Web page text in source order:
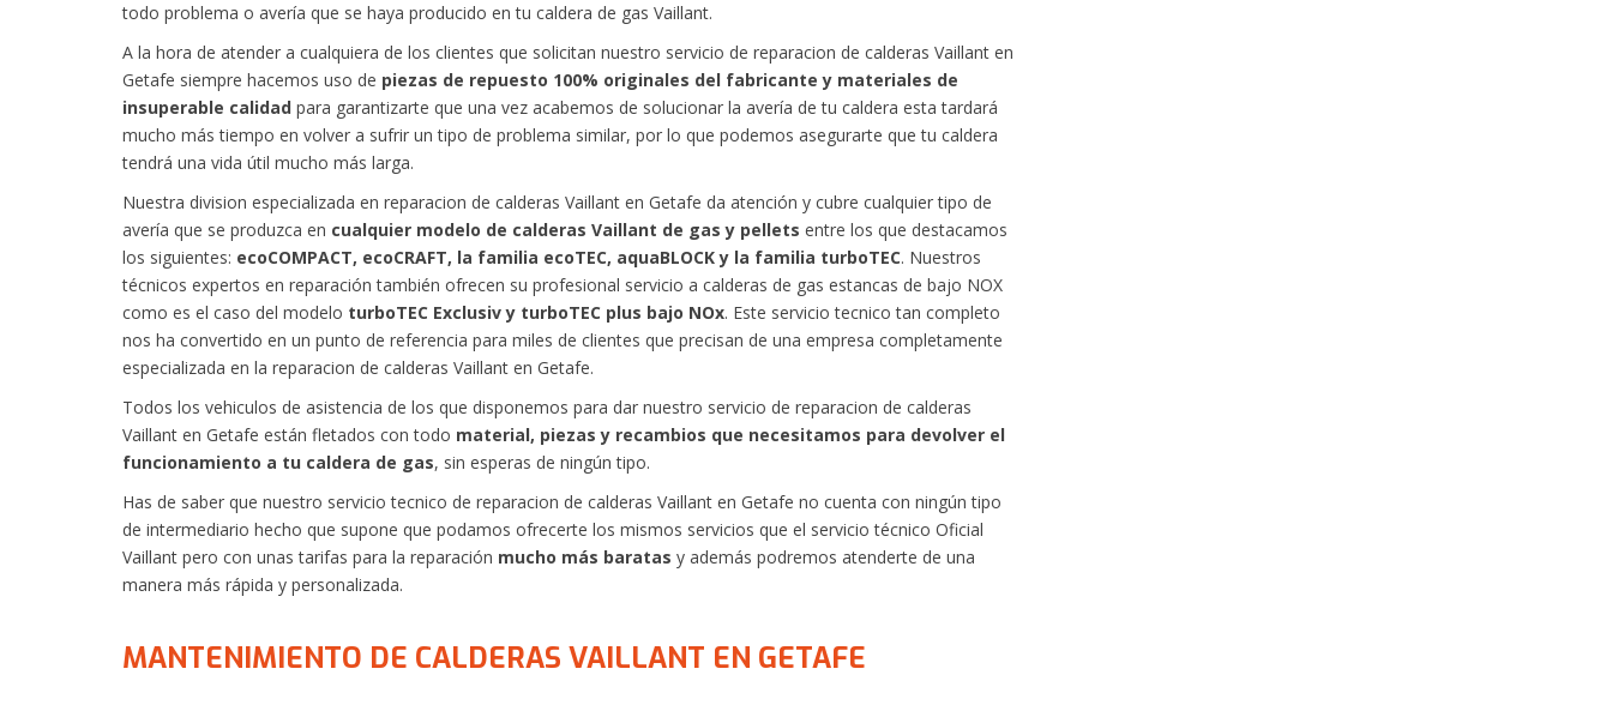
todo problema o avería que se haya producido en tu caldera de gas Vaillant.
A la hora de atender a cualquiera de los clientes que solicitan nuestro servicio de reparacion de calderas Vaillant en
Getafe siempre hacemos uso de piezas de repuesto 100% originales del fabricante y materiales de
insuperable calidad para garantizarte que una vez acabemos de solucionar la avería de tu caldera esta tardará
mucho más tiempo en volver a sufrir un tipo de problema similar, por lo que podemos asegurarte que tu caldera
tendrá una vida útil mucho más larga.
Nuestra division especializada en reparacion de calderas Vaillant en Getafe da atención y cubre cualquier tipo de
avería que se produzca en cualquier modelo de calderas Vaillant de gas y pellets entre los que destacamos
los siguientes: ecoCOMPACT, ecoCRAFT, la familia ecoTEC, aquaBLOCK y la familia turboTEC. Nuestros
técnicos expertos en reparación también ofrecen su profesional servicio a calderas de gas estancas de bajo NOX
como es el caso del modelo turboTEC Exclusiv y turboTEC plus bajo NOx. Este servicio tecnico tan completo
nos ha convertido en un punto de referencia para miles de clientes que precisan de una empresa completamente
especializada en la reparacion de calderas Vaillant en Getafe.
Todos los vehiculos de asistencia de los que disponemos para dar nuestro servicio de reparacion de calderas
Vaillant en Getafe están fletados con todo material, piezas y recambios que necesitamos para devolver el
funcionamiento a tu caldera de gas, sin esperas de ningún tipo.
Has de saber que nuestro servicio tecnico de reparacion de calderas Vaillant en Getafe no cuenta con ningún tipo
de intermediario hecho que supone que podamos ofrecerte los mismos servicios que el servicio técnico Oficial
Vaillant pero con unas tarifas para la reparación mucho más baratas y además podremos atenderte de una
manera más rápida y personalizada.
MANTENIMIENTO DE CALDERAS VAILLANT EN GETAFE